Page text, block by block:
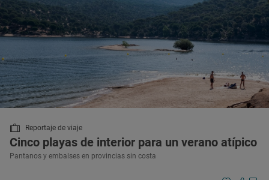
Reportaje de viaje
Cinco playas de interior para un verano atípico
Pantanos y embalses en provincias sin costa